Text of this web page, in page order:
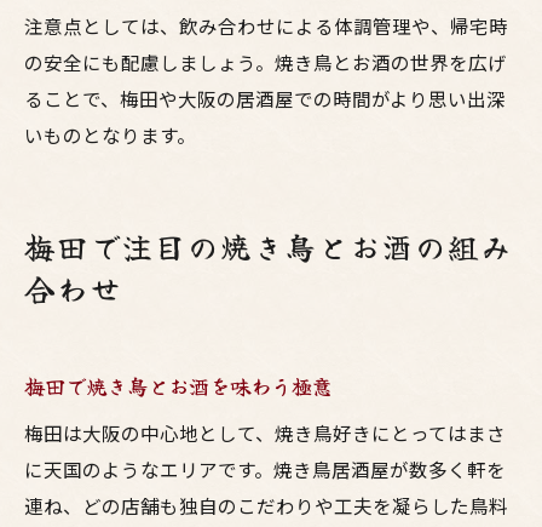
注意点としては、飲み合わせによる体調管理や、帰宅時
の安全にも配慮しましょう。焼き鳥とお酒の世界を広げ
ることで、梅田や大阪の居酒屋での時間がより思い出深
いものとなります。
梅田で注目の焼き鳥とお酒の組み
合わせ
梅田で焼き鳥とお酒を味わう極意
梅田は大阪の中心地として、焼き鳥好きにとってはまさ
に天国のようなエリアです。焼き鳥居酒屋が数多く軒を
連ね、どの店舗も独自のこだわりや工夫を凝らした鳥料